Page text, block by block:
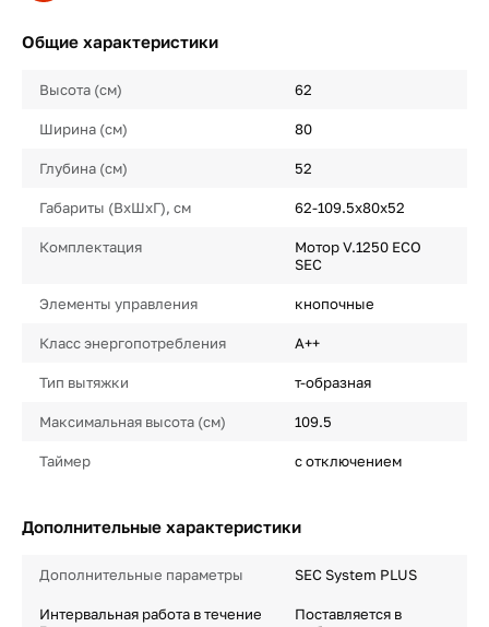
Общие характеристики
Высота (см) 62
Ширина (см) 80
Глубина (см) 52
Габариты (ВхШхГ), см 62-109.5х80х52
Комплектация
Мотор V.1250 ECO
SEC
Элементы управления кнопочные
Класс энергопотребления A++
Тип вытяжки т-образная
Максимальная высота (см) 109.5
Таймер с отключением
Дополнительные характеристики
Дополнительные параметры SEC System PLUS
Интервальная работа в течение
Поставляется в